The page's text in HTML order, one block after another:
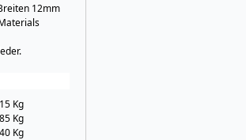
12mm
Kg
Kg
Kg